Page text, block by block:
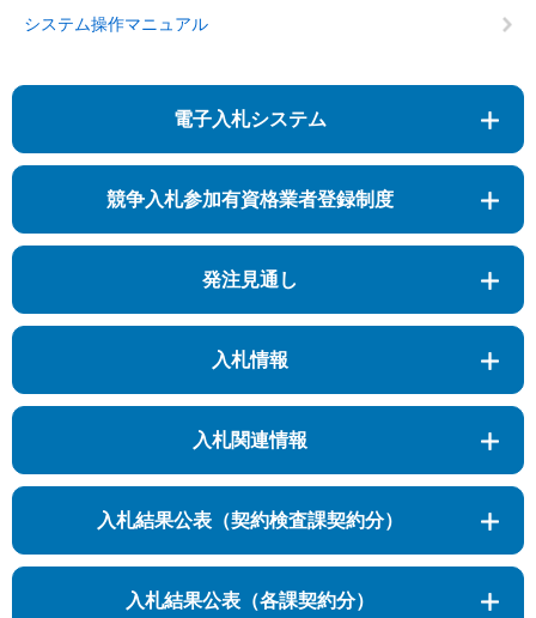
システム操作マニュアル
電子入札システム
競争入札参加有資格業者登録制度
発注見通し
入札情報
入札関連情報
入札結果公表（契約検査課契約分）
入札結果公表（各課契約分）